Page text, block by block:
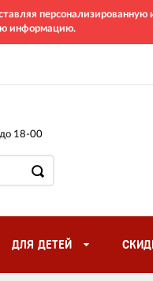
информацию.
18-00
ДЛЯ ДЕТЕЙ